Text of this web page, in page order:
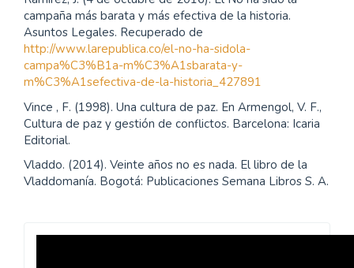
campaña más barata y más efectiva de la historia.
Asuntos Legales. Recuperado de
http://www.larepublica.co/el-no-ha-sidola-
campa%C3%B1a-m%C3%A1sbarata-y-
m%C3%A1sefectiva-de-la-historia_427891
Vince , F. (1998). Una cultura de paz. En Armengol, V. F.,
Cultura de paz y gestión de conflictos. Barcelona: Icaria
Editorial.
Vladdo. (2014). Veinte años no es nada. El libro de la
Vladdomanía. Bogotá: Publicaciones Semana Libros S. A.
Revista